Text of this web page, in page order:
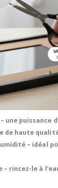
– une puissance
de haute
– idéal
– rincez-le à